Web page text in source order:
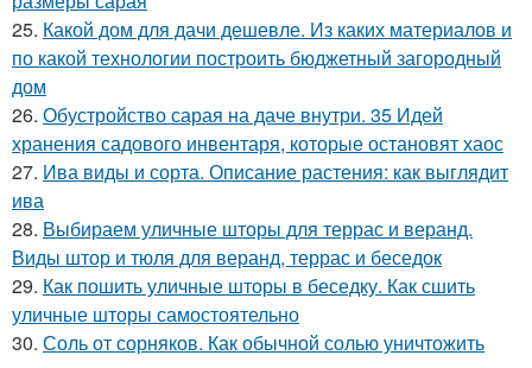
25. Какой дом для дачи дешевле. Из каких материалов и
по какой технологии построить бюджетный загородный
дом
26. Обустройство сарая на даче внутри. 35 Идей
хранения садового инвентаря, которые остановят хаос
27. Ива виды и сорта. Описание растения: как выглядит
ива
28. Выбираем уличные шторы для террас и веранд.
Виды штор и тюля для веранд, террас и беседок
29. Как пошить уличные шторы в беседку. Как сшить
уличные шторы самостоятельно
30. Соль от сорняков. Как обычной солью уничтожить